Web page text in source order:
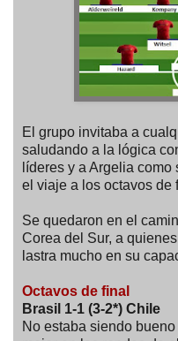
El grupo invitaba a
saludando a la lógica
líderes y a Argelia
el viaje a los octavos de
Se quedaron en el
Corea del Sur, a
lastra mucho en su
Octavos de final
Brasil 1-1 (3-2*) Chile
No estaba siendo